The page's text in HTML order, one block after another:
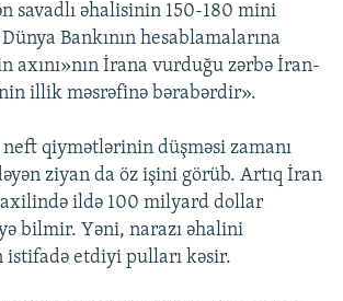
savadlı əhalisinin 150-180 mini
Bankının hesablamalarına
axını»nın İrana vurduğu zərbə İran-
illik məsrəfinə bərabərdir».
qiymətlərinin düşməsi zamanı
ziyan da öz işini görüb. Artıq İran
ildə 100 milyard dollar
bilmir. Yəni, narazı əhalini
istifadə etdiyi pulları kəsir.